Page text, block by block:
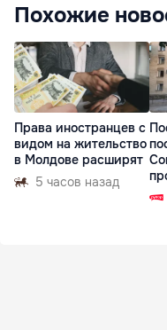
Похожие
Права иностранцев с
видом на жительство
в Молдове расширят
5 часов назад